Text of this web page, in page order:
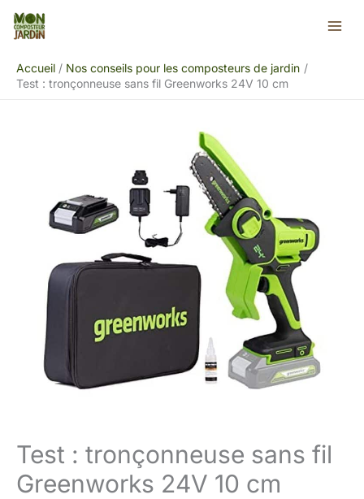
Aller
Accueil
Nos conseils pour les composteurs de jardin
Test : tronçonneuse sans fil Greenworks 24V 10 cm
Test : tronçonneuse sans fil
Greenworks 24V 10 cm
Rechercher